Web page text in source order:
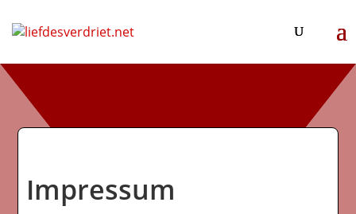
Impressum